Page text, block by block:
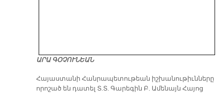
ԱՐԱ ԳՕՉՈՒՆԵԱՆ
​Հայաստանի Հանրապետութեան իշխանութիւնները
որոշած են դատել Տ.Տ. Գարեգին Բ. Ամենայն Հայոց